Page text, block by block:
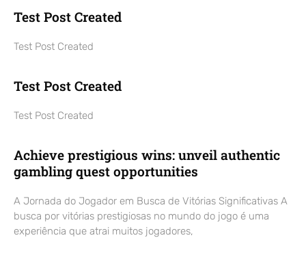
Test Post Created
Test Post Created
Test Post Created
Test Post Created
Achieve prestigious wins: unveil authentic
gambling quest opportunities
A Jornada do Jogador em Busca de Vitórias Significativas A
busca por vitórias prestigiosas no mundo do jogo é uma
experiência que atrai muitos jogadores,